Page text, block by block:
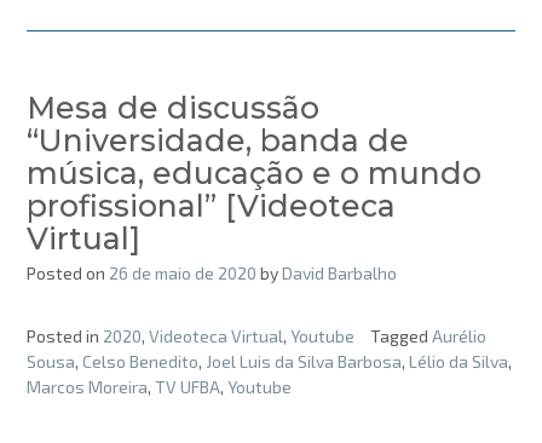
Mesa de discussão
“Universidade, banda de
música, educação e o mundo
profissional” [Videoteca
Virtual]
Posted on 26 de maio de 2020 byDavid Barbalho
Posted in 2020, Videoteca Virtual, Youtube Tagged Aurélio
Sousa, Celso Benedito, Joel Luis da Silva Barbosa, Lélio da Silva,
Marcos Moreira, TV UFBA, Youtube